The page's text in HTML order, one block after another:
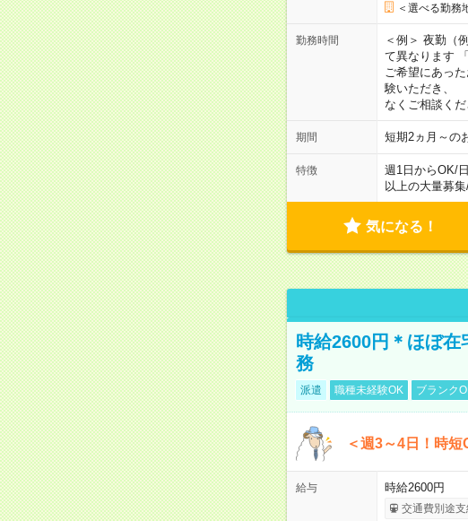
＜選べる勤
勤務時間
＜例＞ 夜勤（
て異なります
ご希望にあっ
験いただき、
なくご相談くだ
期間 短期2ヵ月～の
特徴 週1日からOK/
以上の大量募集
気になる！
時給2600円＊ほぼ
務
派遣 職種未経験OK ブランク
＜週3～4日！時
給与 時給2600円
交通費別途支